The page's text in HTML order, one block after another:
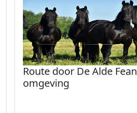
Route door De Alde
omgeving